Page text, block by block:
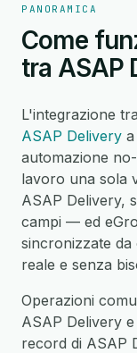
PANORAMICA
Come
tra ASAP
L'integrazione
ASAP Delivery a
automazione
lavoro una sola
ASAP Delivery,
campi — ed
sincronizzate
reale e senza
Operazioni
ASAP Delivery
record di ASAP